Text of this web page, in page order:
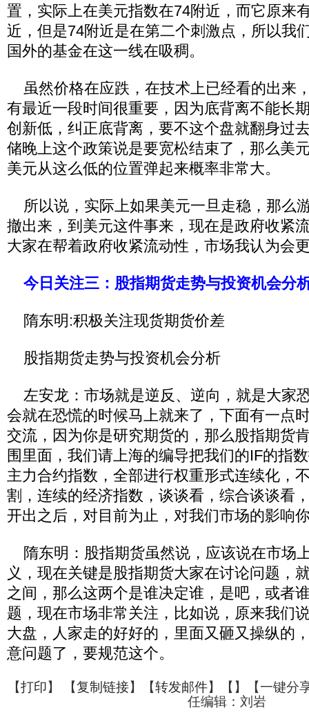
置，实际上在美元指数在74附近，而它原来
近，但是74附近是在第二个刺激点，所以我
国外的基金在这一线在吸稠。
虽然价格在应跌，在技术上已经看的出来
有最近一段时间很重要，因为底背离不能长
创新低，纠正底背离，要不这个盘就翻身过
储晚上这个政策说是要宽松结束了，那么美
美元从这么低的位置弹起来概率非常大。
所以说，实际上如果美元一旦走稳，那么
撤出来，到美元这件事来，现在是政府收紧
大家在帮着政府收紧流动性，市场我认为会
今日关注三：股指期货走势与投资机会分
隋东明:积极关注现货期货价差
股指期货走势与投资机会分析
左安龙：市场就是逆反、逆向，就是大家
会就在恐慌的时候马上就来了，下面有一点
交流，因为你是研究期货的，那么股指期货
围里面，我们请上海的编导把我们的IF的指
主力合约指数，全部进行权重形式连续化，
割，连续的经济指数，谈谈看，综合谈谈看
开出之后，对目前为止，对我们市场的影响
隋东明：股指期货虽然说，应该说在市场
义，现在关键是股指期货大家在讨论问题，
之间，那么这两个是谁决定谁，是吧，或者
题，现在市场非常关注，比如说，原来我们
大盘，人家走的好好的，里面又砸又操纵的
意问题了，要规范这个。
【打印】 【复制链接】【转发邮件】【 】
【一键分
任编辑：刘岩